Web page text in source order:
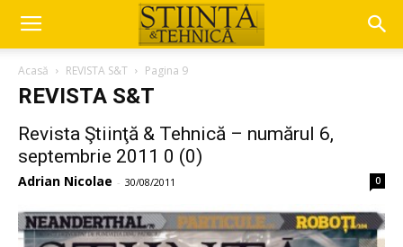
Acasă REVISTA S&T Pagina 9
REVISTA S&T
Revista Ştiinţă & Tehnică – numărul 6,
septembrie 2011 0 (0)
Adrian Nicolae - 30/08/2011 0